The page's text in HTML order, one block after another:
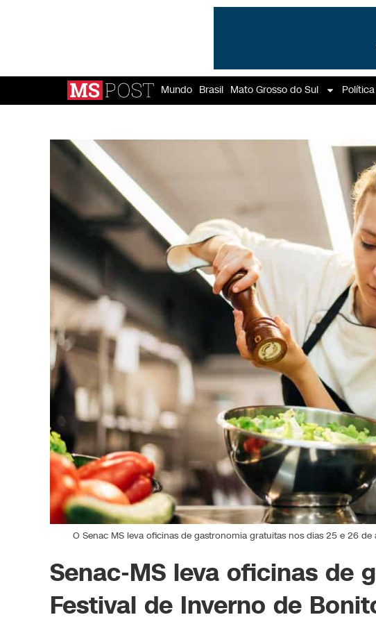
Mundo Brasil Mato Grosso do Sul Política
O Senac MS leva oficinas de gastronomia gratuitas nos dias 25 e 26
Senac-MS leva oficinas de
Festival de Inverno de